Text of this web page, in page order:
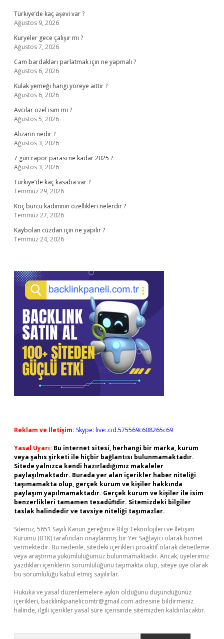
Türkiye’de kaç aşevi var ?
Ağustos 9, 2026
Kuryeler gece çalışır mı ?
Ağustos 7, 2026
Cam bardakları parlatmak için ne yapmalı ?
Ağustos 6, 2026
Kulak yemeği hangi yöreye aittir ?
Ağustos 6, 2026
Avcılar özel isim mi ?
Ağustos 5, 2026
Alizarin nedir ?
Ağustos 3, 2026
7 gün rapor parası ne kadar 2025 ?
Ağustos 3, 2026
Türkiye’de kaç kasaba var ?
Temmuz 29, 2026
Koç burcu kadınının özellikleri nelerdir ?
Temmuz 27, 2026
Kaybolan cüzdan için ne yapılır ?
Temmuz 24, 2026
Reklam ve İletişim: Skype: live:.cid.575569c608265c69
Yasal Uyarı: Bu internet sitesi, herhangi bir marka, kurum
veya şahıs şirketi ile hiçbir bağlantısı bulunmamaktadır.
Sitede yalnızca kendi hazırladığımız makaleler
paylaşılmaktadır. Burada yer alan içerikler haber niteliği
taşımamakta olup, gerçek kurum ve kişiler hakkında
paylaşım yapılmamaktadır. Gerçek kurum ve kişiler ile isim
benzerlikleri tamamen tesadüfidir. Sitemizdeki bilgiler
taslak halindedir ve tavsiye niteliği taşımazlar.
Sitemiz, 5651 Sayılı Kanun gereğince Bilgi Teknolojileri ve İletişim
Kurumu (BTK) tarafından onaylanmış bir Yer Sağlayıcı olarak hizmet
vermektedir. Bu nedenle, sitedeki içerikleri proaktif olarak denetleme
veya araştırma yükümlülüğümüz bulunmamaktadır. Ancak, üyelerimiz
yazdıkları içeriklerin sorumluluğunu taşımakta olup, siteye üye olarak
bu sorumluluğu kabul etmiş sayılırlar.
Hukuka ve yasal düzenlemelere aykırı olduğunu düşündüğünüz
içerikleri, backlinkpanelicomtr@gmail.com adresine bildirmeniz
halinde, ilgili içerikler yasal süre içerisinde sitemizden kaldırılacaktır.